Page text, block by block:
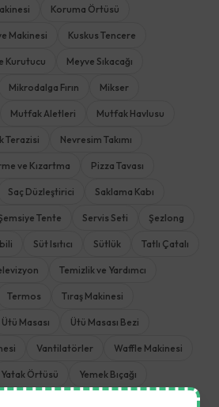
Koruma Örtüsü
Makinesi Kuskus Tencere
Kurutucu Meyve Sıkacağı
Mikrodalga Fırın Mikser
Mutfak Aletleri Mutfak Havlusu
Terazisi Nevresim Takımı
ve Kızartma Pizza Tavası
Saç Düzleştirici Saklama Kabı
Tente Servis Seti Şezlong
Süt Isıtıcı Sütlük Tatlı Çatalı
Temizlik ve Yardımcı
Termos Tıraş Makinesi
Ütü Masası Ütü Masası Bezi
Vantilatörler Waffle Makinesi
Yatak Örtüsü Yemek Bıçağı